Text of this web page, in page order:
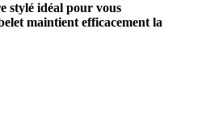
stylé idéal pour vous
maintient efficacement la